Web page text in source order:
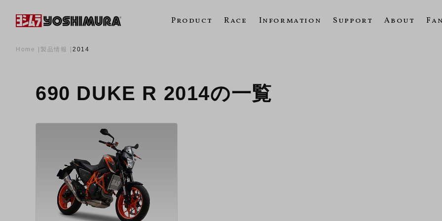
Product Race Information Support About
Home 製品情報 2014
690 DUKE R 2014の一覧